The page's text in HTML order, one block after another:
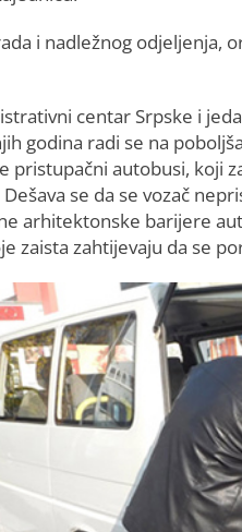
i nadležnog odjeljenja,
centar Srpske i
godina radi se na
pristupačni autobusi, koji
se da se vozač
arhitektonske barijere
zaista zahtijevaju da se